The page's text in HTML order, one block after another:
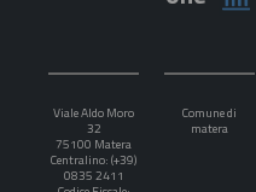
Viale Aldo Moro
32
75100 Matera
Centralino: (+39)
0835 2411
Comune di
matera